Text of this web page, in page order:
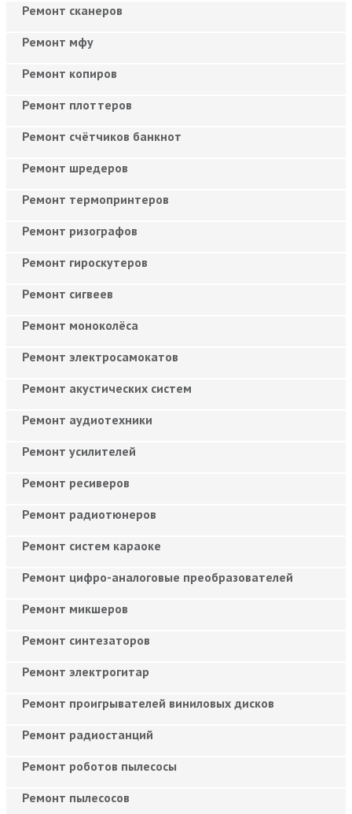
Ремонт сканеров
Ремонт мфу
Ремонт копиров
Ремонт плоттеров
Ремонт счётчиков банкнот
Ремонт шредеров
Ремонт термопринтеров
Ремонт ризографов
Ремонт гироскутеров
Ремонт сигвеев
Ремонт моноколёса
Ремонт электросамокатов
Ремонт акустических систем
Ремонт аудиотехники
Ремонт усилителей
Ремонт ресиверов
Ремонт радиотюнеров
Ремонт систем караоке
Ремонт цифро-аналоговые преобразователей
Ремонт микшеров
Ремонт синтезаторов
Ремонт электрогитар
Ремонт проигрывателей виниловых дисков
Ремонт радиостанций
Ремонт роботов пылесосы
Ремонт пылесосов